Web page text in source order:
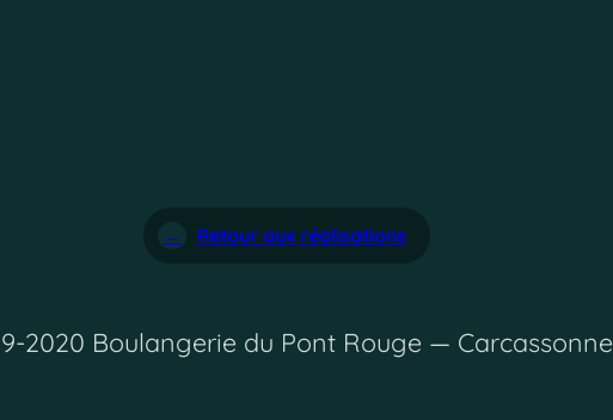
Retour aux réalisations
2020 Boulangerie du Pont Rouge — Carcassonne